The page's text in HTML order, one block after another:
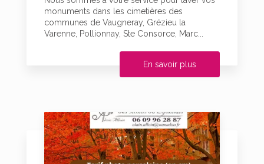
monuments dans les cimetières des
communes de Vaugneray, Grézieu la
Varenne, Pollionnay, Ste Consorce, Marc...
En savoir plus